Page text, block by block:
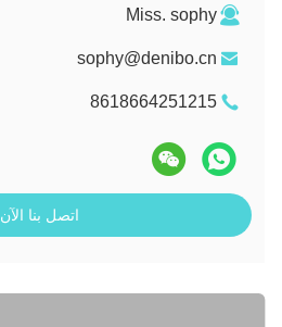
Miss. sophy
sophy@denibo.cn
8618664251215
اتصل بنا الآن